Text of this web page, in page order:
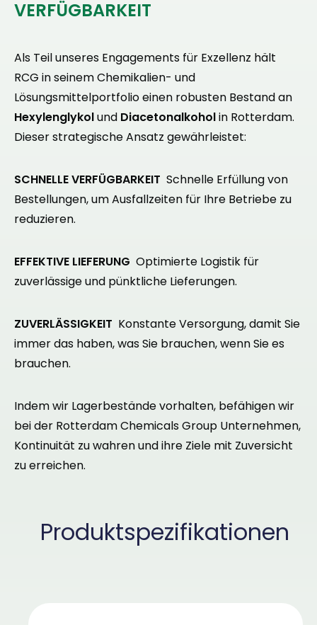
VERFÜGBARKEIT
Als Teil unseres Engagements für Exzellenz hält
RCG in seinem Chemikalien- und
Lösungsmittelportfolio einen robusten Bestand an
Hexylenglykolund Diacetonalkoholin Rotterdam.
Dieser strategische Ansatz gewährleistet:
SCHNELLE VERFÜGBARKEIT Schnelle Erfüllung von
Bestellungen, um Ausfallzeiten für Ihre Betriebe zu
reduzieren.
EFFEKTIVE LIEFERUNG Optimierte Logistik für
zuverlässige und pünktliche Lieferungen.
ZUVERLÄSSIGKEIT Konstante Versorgung, damit Sie
immer das haben, was Sie brauchen, wenn Sie es
brauchen.
Indem wir Lagerbestände vorhalten, befähigen wir
bei der Rotterdam Chemicals Group Unternehmen,
Kontinuität zu wahren und ihre Ziele mit Zuversicht
zu erreichen.
Produktspezifikationen